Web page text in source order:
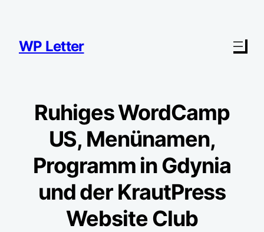
springen
WP Letter
Ruhiges WordCamp
US, Menünamen,
Programm in Gdynia
und der KrautPress
Website Club